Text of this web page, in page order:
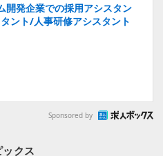
開発企業での採用アシスタン
ント/人事研修アシスタント
Sponsored by
ックス